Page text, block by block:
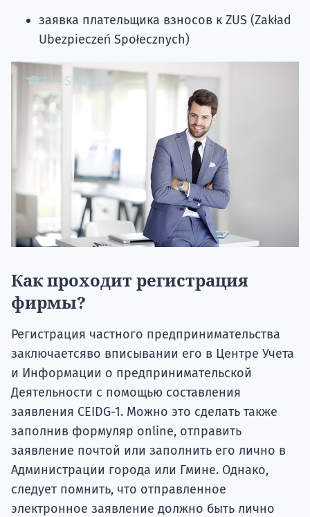
заявка плательщика взносов к ZUS (Zakład
Ubezpieczeń Społecznych)
Как проходит регистрация
фирмы?
Регистрация частного предпринимательства
заключаетсяво вписывании его в Центре Учета
и Информации о предпринимательской
Деятельности с помощью составления
заявления CEIDG-1. Можно это сделать также
заполнив формуляр online, отправить
заявление почтой или заполнить его лично в
Администрации города или Гмине. Однако,
следует помнить, что отправленное
электронное заявление должно быть лично